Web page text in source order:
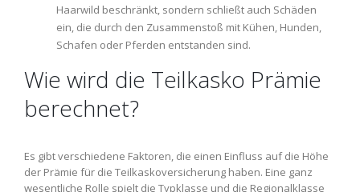
Haarwild beschränkt, sondern schließt auch Schäden
ein, die durch den Zusammenstoß mit Kühen, Hunden,
Schafen oder Pferden entstanden sind.
Wie wird die Teilkasko Prämie
berechnet?
Es gibt verschiedene Faktoren, die einen Einfluss auf die Höhe
der Prämie für die Teilkaskoversicherung haben. Eine ganz
wesentliche Rolle spielt die Typklasse und die Regionalklasse